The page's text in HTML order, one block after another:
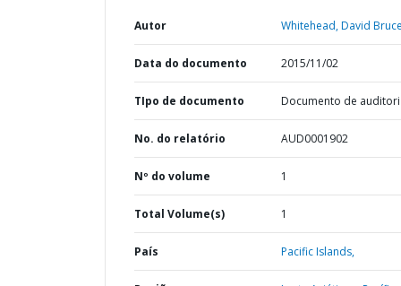
Autor Whitehead, David
Data do documento 2015/11/02
TIpo de documento Documento de
No. do relatório AUD0001902
Nº do volume 1
Total Volume(s) 1
País Pacific Islands,